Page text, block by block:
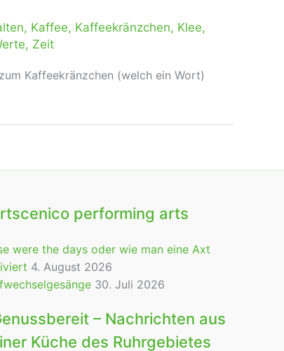
, Kaffee, Kaffeekränzchen, Klee,
, Zeit
Kaffeekränzchen (welch ein Wort)
performing arts
were the days oder wie man eine Axt
4. August 2026
30. Juli 2026
– Nachrichten aus
Küche des Ruhrgebietes